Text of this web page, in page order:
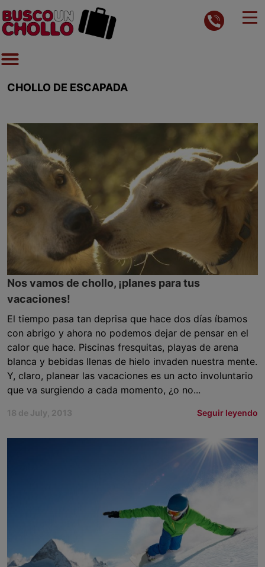
CHOLLO DE ESCAPADA
Nos vamos de chollo, ¡planes para tus
vacaciones!
El tiempo pasa tan deprisa que hace dos días íbamos
con abrigo y ahora no podemos dejar de pensar en el
calor que hace. Piscinas fresquitas, playas de arena
blanca y bebidas llenas de hielo invaden nuestra mente.
Y, claro, planear las vacaciones es un acto involuntario
que va surgiendo a cada momento, ¿o no...
18 de July, 2013 Seguir leyendo